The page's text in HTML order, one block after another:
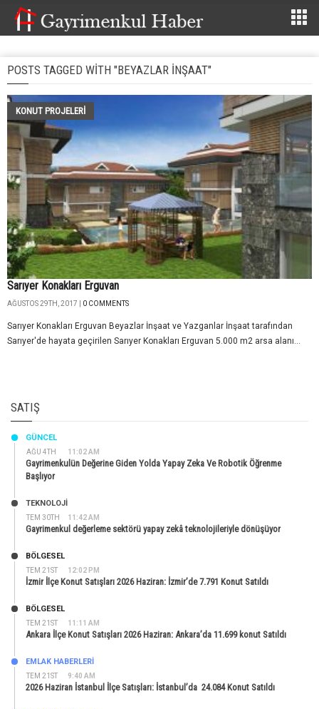
POSTS TAGGED WITH "BEYAZLAR İNŞAAT"
KONUT PROJELERI
Sarıyer Konakları Erguvan
AĞUSTOS 29TH, 2017 | 0 COMMENTS
Sarıyer Konakları Erguvan Beyazlar İnşaat ve Yazganlar İnşaat tarafından
Sarıyer'de hayata geçirilen Sarıyer Konakları Erguvan 5.000 m2 arsa alanı...
SATIŞ
AĞU 4TH 11:02 AM
GÜNCEL
Gayrimenkulün Değerine Giden Yolda Yapay Zeka Ve Robotik Öğrenme
Başlıyor
TEM 30TH 11:42 AM
TEKNOLOJİ
Gayrimenkul değerleme sektörü yapay zekâ teknolojileriyle dönüşüyor
TEM 21ST 12:02 PM
BÖLGESEL
İzmir İlçe Konut Satışları 2026 Haziran: İzmir’de 7.791 Konut Satıldı
TEM 21ST 11:11 AM
BÖLGESEL
Ankara İlçe Konut Satışları 2026 Haziran: Ankara’da 11.699 konut Satıldı
TEM 21ST 9:40 AM
EMLAK HABERLERI
2026 Haziran İstanbul İlçe Satışları: İstanbul’da 24.084 Konut Satıldı